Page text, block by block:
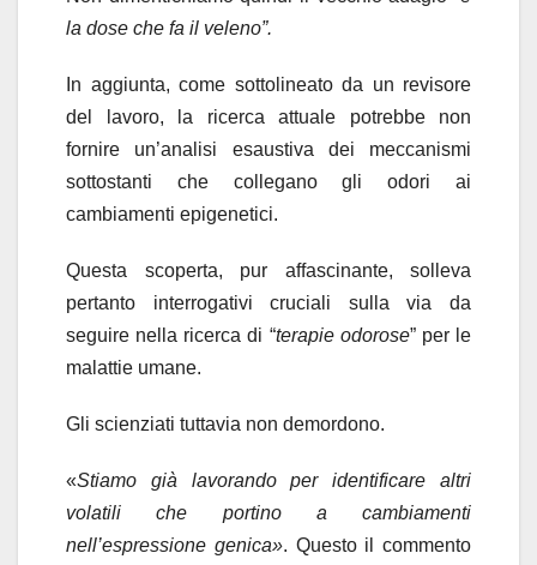
la dose che fa il veleno”.
In aggiunta, come sottolineato da un revisore
del lavoro, la ricerca attuale potrebbe non
fornire un’analisi esaustiva dei meccanismi
sottostanti che collegano gli odori ai
cambiamenti epigenetici.
Questa scoperta, pur affascinante, solleva
pertanto interrogativi cruciali sulla via da
seguire nella ricerca di “terapie odorose” per le
malattie umane.
Gli scienziati tuttavia non demordono.
«Stiamo già lavorando per identificare altri
volatili che portino a cambiamenti
nell’espressione genica». Questo il commento